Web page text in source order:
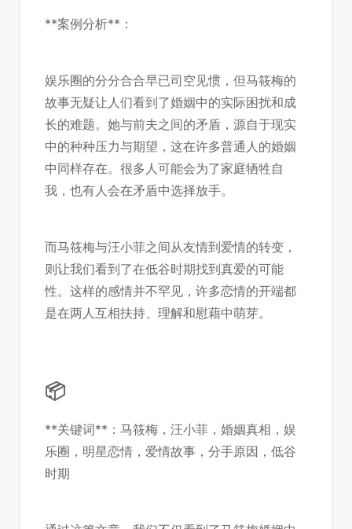
**案例分析**：
娱乐圈的分分合合早已司空见惯，但马筱梅的
故事无疑让人们看到了婚姻中的实际困扰和成
长的难题。她与前夫之间的矛盾，源自于现实
中的种种压力与期望，这在许多普通人的婚姻
中同样存在。很多人可能会为了家庭牺牲自
我，也有人会在矛盾中选择放手。
而马筱梅与汪小菲之间从友情到爱情的转变，
则让我们看到了在低谷时期找到真爱的可能
性。这样的感情并不罕见，许多恋情的开端都
是在两人互相扶持、理解和慰藉中萌芽。
📦
**关键词**：马筱梅，汪小菲，婚姻真相，娱
乐圈，明星恋情，爱情故事，分手原因，低谷
时期